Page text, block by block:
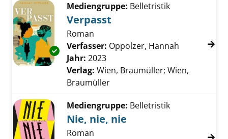
Exemplar-Details von Verpasst anzeigen
Mediengruppe: Belletristik
Verpasst
Roman
Verfasser: Oppolzer, Hannah Suche
Jahr: 2023
Verlag: Wien, Braumüller; Wien,
Braumüller
Mediengruppe: Belletristik
Nie, nie, nie
Roman